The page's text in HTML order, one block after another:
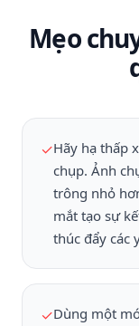
Mẹo
✓Hãy hạ thấp
chụp. Ảnh
trông nhỏ
mắt tạo sự
thúc đẩy các
✓Dùng một